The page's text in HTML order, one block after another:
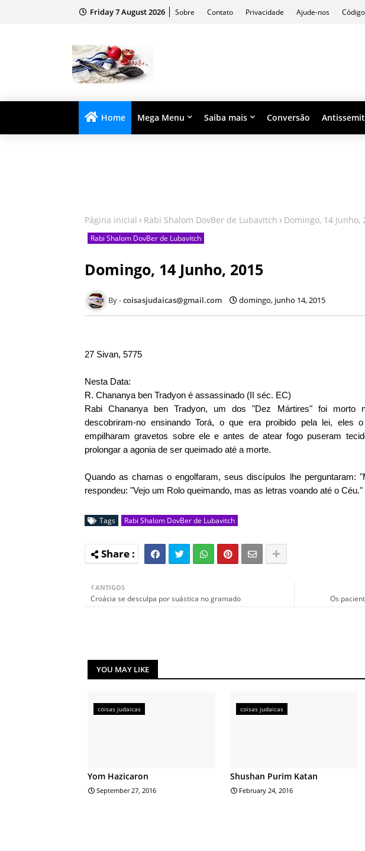
Friday 7 August 2026 Sobre Contato Privacidade Ajude-nos
Home Mega Menu Saiba mais Conversão
Página inicial Rabi Shalom DovBer de Lubavitch Domingo, 14 Junho,
Rabi Shalom DovBer de Lubavitch
Domingo, 14 Junho, 2015
coisasjudaicas@gmail.com domingo, junho 14, 2015
27 Sivan, 5775
Nesta Data:
R. Chananya ben Tradyon é assassinado (II séc. EC)
Rabi Chananya ben Tradyon, um dos "Dez Mártires" foi morto
descobriram-no ensinando Torá, o que era proibido pela lei, eles
empilharam gravetos sobre ele e antes de atear fogo puseram
prolongar a agonia de ser queimado até a morte.
Quando as chamas o engolfaram, seus discípulos lhe perguntaram:
respondeu: "Vejo um Rolo queimando, mas as letras voando até o Céu."
Tags Rabi Shalom DovBer de Lubavitch
Os
ANTIGOS
Croácia se desculpa por suástica no gramado
YOU MAY LIKE
coisas judaicas
Yom Hazicaron
September 27, 2016
coisas judaicas
Shushan Purim Katan
February 24, 2016